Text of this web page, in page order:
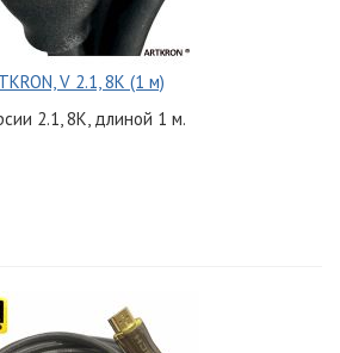
V 2.1, 8K (1 м)
2.1, 8K, длиной 1 м.